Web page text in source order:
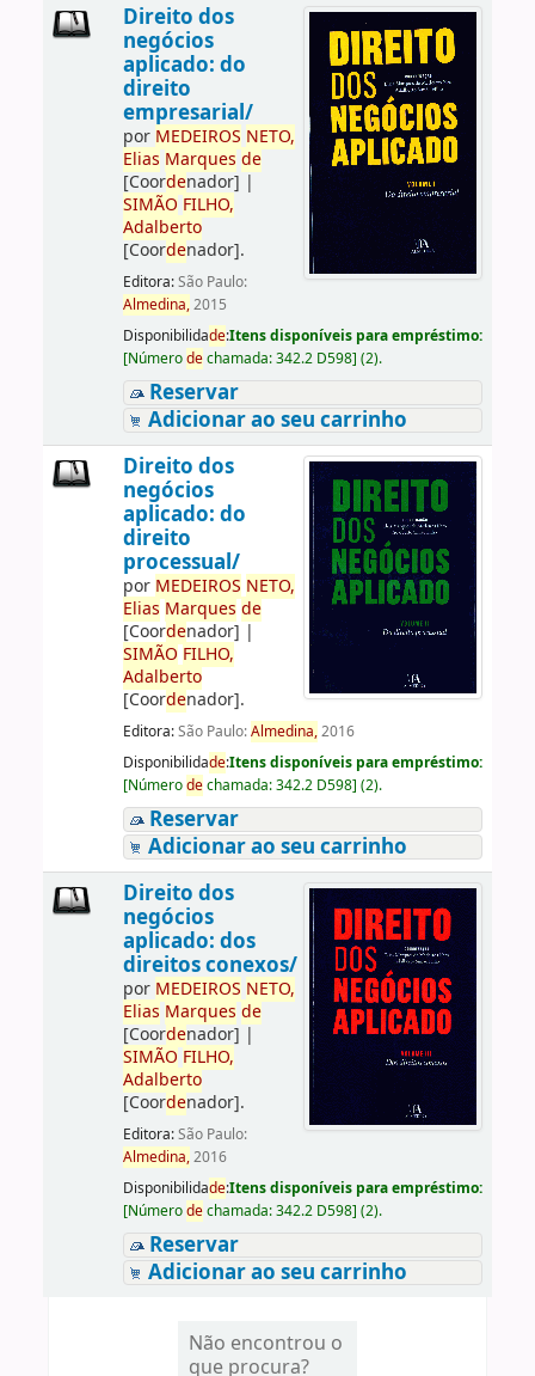
Direito dos
negócios
aplicado: do
direito
empresarial/
por MEDEIROS NETO,
Elias Marques de
[Coordenador] |
SIMÃO FILHO,
Adalberto
[Coordenador].
Editora:São Paulo:
Almedina,2015
Disponibilidade:Itens disponíveis para empréstimo:
[Númerodechamada:342.2 D598] (2).
Reservar
Adicionar ao seu carrinho
Direito dos
negócios
aplicado: do
direito
processual/
por MEDEIROS NETO,
Elias Marques de
[Coordenador] |
SIMÃO FILHO,
Adalberto
[Coordenador].
Editora:São Paulo:Almedina,2016
Disponibilidade:Itens disponíveis para empréstimo:
[Númerodechamada:342.2 D598] (2).
Reservar
Adicionar ao seu carrinho
Direito dos
negócios
aplicado: dos
direitos conexos/
por MEDEIROS NETO,
Elias Marques de
[Coordenador] |
SIMÃO FILHO,
Adalberto
[Coordenador].
Editora:São Paulo:
Almedina,2016
Disponibilidade:Itens disponíveis para empréstimo:
[Númerodechamada:342.2 D598] (2).
Reservar
Adicionar ao seu carrinho
Não encontrou o
que procura?